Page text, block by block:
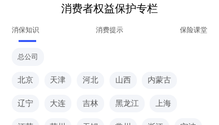
消费者权益保护专栏
消保知识 消费提示 保险课堂
总公司
北京 天津 河北 山西 内蒙古
辽宁 大连 吉林 黑龙江 上海